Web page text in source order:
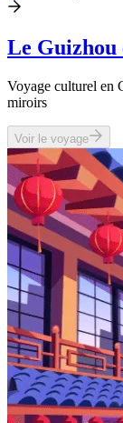
Le Guizhou
Voyage culturel en
miroirs
Voir le voyage